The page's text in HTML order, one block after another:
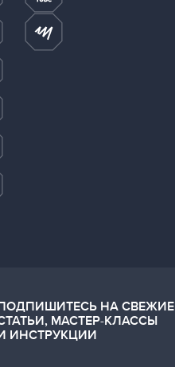
НА СВЕЖИЕ
МАСТЕР-КЛАССЫ
ИНСТРУКЦИИ